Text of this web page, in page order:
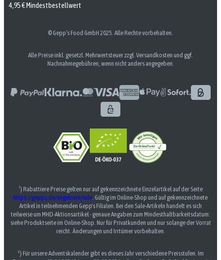
4,95 € Mindestbestellwert
© Gepp’s Food GmbH 2025. Alle Rechte vorbehalten.
Alle Preise inkl. gesetzl. Mehrwertsteuer zzgl. Versandkosten und ggf.
Nachnahmegebühren, wenn nicht anders angegeben.
¹) Rabattiere Preise gelten nur auf gekennzeichnete Einzelartikel auf der Seite
https://gepps.de/angebote/sale . Gültig im Online-Shop und auf gekennzeichnete
Artikel in teilnehmenden Gepp's Filialen. Bei den Sale-Artikeln handelt es sich
teilweise um MHD-Aktionsartikel - genaue Angaben zum Mindesthaltbarkeitsdatum:
siehe Produktseite im Online-Shop. Nur für Privatkunden und nur solange der Vorrat
reicht. Änderungen und Irrtümer vorbehalten.
³) Für unsere Adventskalender gibt es dieses Jahr verschiedene Preisstufen. Im